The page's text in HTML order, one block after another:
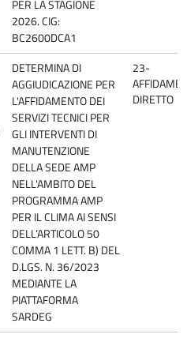
PER LA STAGIONE
2026. CIG:
BC2600DCA1
DETERMINA DI
AGGIUDICAZIONE PER
L'AFFIDAMENTO DEI
SERVIZI TECNICI PER
GLI INTERVENTI DI
MANUTENZIONE
DELLA SEDE AMP
NELL'AMBITO DEL
PROGRAMMA AMP
PER IL CLIMA AI SENSI
DELL’ARTICOLO 50
COMMA 1 LETT. B) DEL
D.LGS. N. 36/2023
MEDIANTE LA
PIATTAFORMA
SARDEG
23-
DIRETTO